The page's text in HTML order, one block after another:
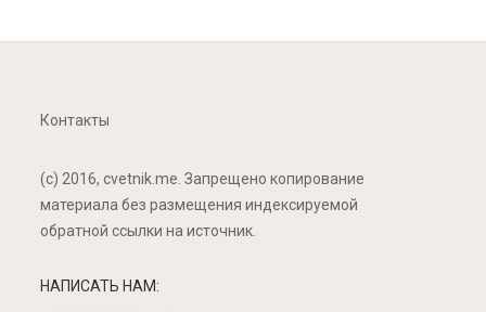
Контакты
(c) 2016, cvetnik.me. Запрещено копирование
материала без размещения индексируемой
обратной ссылки на источник.
НАПИСАТЬ НАМ: